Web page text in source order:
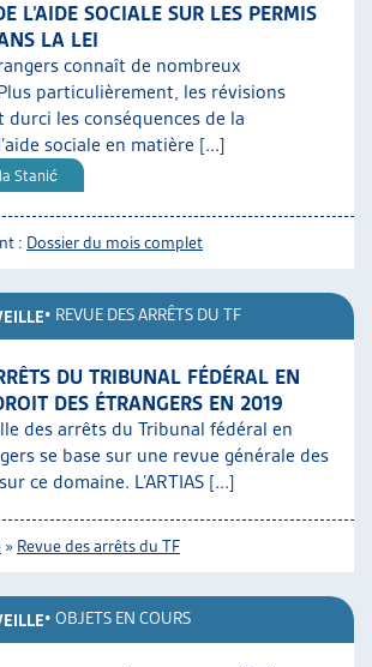
L’AIDE SOCIALE SUR LES PERMIS
LA LEI
connaît de nombreux
particulièrement, les révisions
durci les conséquences de la
sociale en matière [...]
Stanić
: Dossier du mois complet
• REVUE DES ARRÊTS DU TF
DU TRIBUNAL FÉDÉRAL EN
DES ÉTRANGERS EN 2019
des arrêts du Tribunal fédéral en
se base sur une revue générale des
ce domaine. L’ARTIAS [...]
» Revue des arrêts du TF
• OBJETS EN COURS